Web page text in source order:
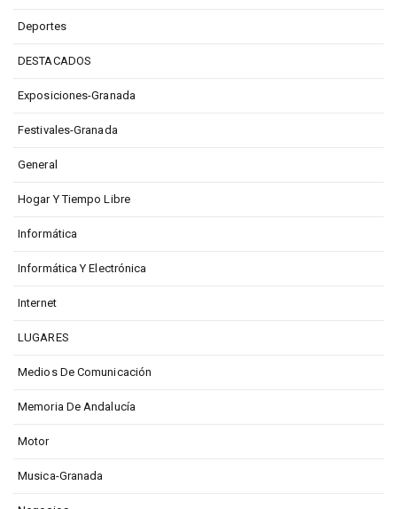
Deportes
DESTACADOS
Exposiciones-Granada
Festivales-Granada
General
Hogar Y Tiempo Libre
Informática
Informática Y Electrónica
Internet
LUGARES
Medios De Comunicación
Memoria De Andalucía
Motor
Musica-Granada